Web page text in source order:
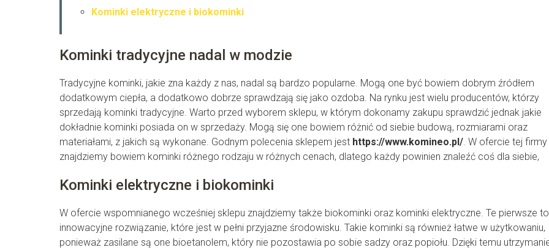
Kominki elektryczne i biokominki
Kominki tradycyjne nadal w modzie
Tradycyjne kominki, jakie zna każdy z nas, nadal są bardzo popularne. Mogą one być bowiem dobrym źródłem
dodatkowym ciepła, a dodatkowo dobrze sprawdzają się jako ozdoba. Na rynku jest wielu producentów, którzy
sprzedają kominki tradycyjne. Warto przed wyborem sklepu, w którym dokonamy zakupu sprawdzić jednak jakie
dokładnie kominki posiada on w sprzedaży. Mogą się one bowiem różnić od siebie budową, rozmiarami oraz
materiałami, z jakich są wykonane. Godnym polecenia sklepem jest https://www.komineo.pl/ . W ofercie tej firmy
znajdziemy bowiem kominki różnego rodzaju w różnych cenach, dlatego każdy powinien znaleźć coś dla siebie,
Kominki elektryczne i biokominki
W ofercie wspomnianego wcześniej sklepu znajdziemy także biokominki oraz kominki elektryczne. Te pierwsze to
innowacyjne rozwiązanie, które jest w pełni przyjazne środowisku. Takie kominki są również łatwe w użytkowaniu,
ponieważ zasilane są one bioetanolem, który nie pozostawia po sobie sadzy oraz popiołu. Dzięki temu